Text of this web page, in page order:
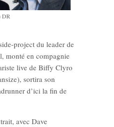
DR
project du leader de
monté en compagnie
live de Biffy Clyro
sortira son
d’ici la fin de
avec Dave